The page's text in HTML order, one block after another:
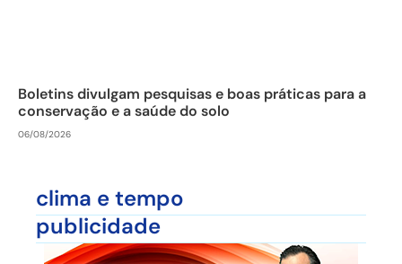
Boletins divulgam pesquisas e boas práticas para a
conservação e a saúde do solo
06/08/2026
clima e tempo
publicidade